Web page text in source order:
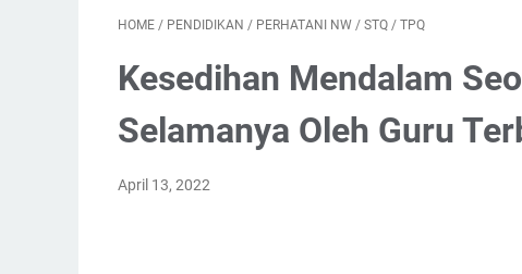
HOME / PENDIDIKAN / PERHATANI NW / STQ / TPQ
Kesedihan Mendalam
Selamanya Oleh Guru
April 13, 2022